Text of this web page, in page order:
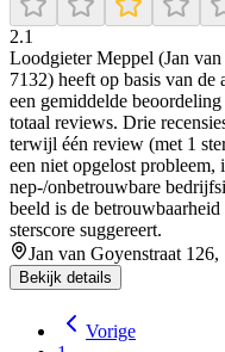
2.1
Loodgieter Meppel (Jan
7132) heeft op basis van de
een gemiddelde
totaal reviews. Drie
terwijl één review (met 1
een niet opgelost
nep-/onbetrouwbare
beeld is de
sterscore suggereert.
Jan van Goyenstraat
Bekijk details
Vorige